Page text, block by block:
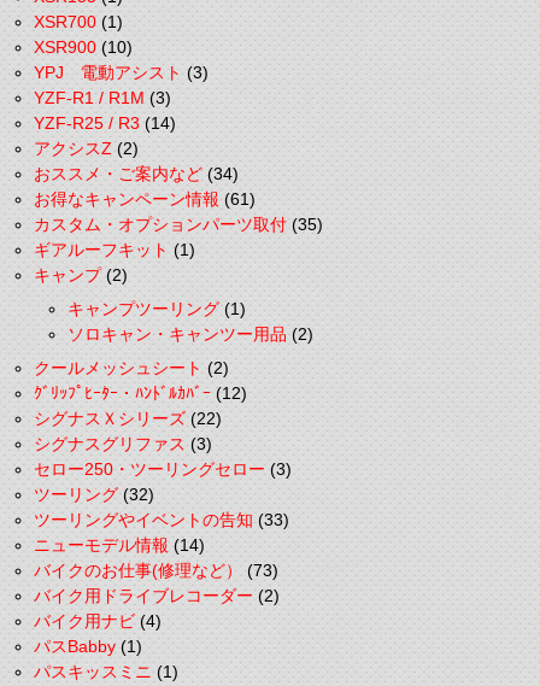
XSR700(1)
XSR900(10)
YPJ 電動アシスト(3)
YZF-R1 / R1M(3)
YZF-R25 / R3(14)
アクシスZ(2)
おススメ・ご案内など(34)
お得なキャンペーン情報(61)
カスタム・オプションパーツ取付(35)
ギアルーフキット(1)
キャンプ(2)
キャンプツーリング(1)
ソロキャン・キャンツー用品(2)
クールメッシュシート(2)
ｸﾞﾘｯﾌﾟﾋｰﾀｰ・ﾊﾝﾄﾞﾙｶﾊﾞｰ(12)
シグナスＸシリーズ(22)
シグナスグリファス(3)
セロー250・ツーリングセロー(3)
ツーリング(32)
ツーリングやイベントの告知(33)
ニューモデル情報(14)
バイクのお仕事(修理など）(73)
バイク用ドライブレコーダー(2)
バイク用ナビ(4)
パスBabby(1)
パスキッスミニ(1)